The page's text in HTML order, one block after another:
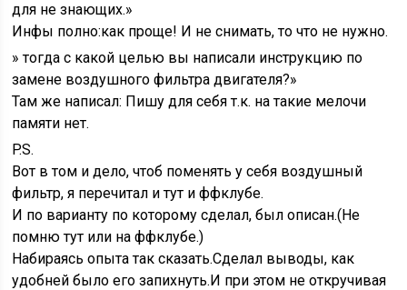
для не знающих.»
Инфы полно:как проще! И не снимать, то что не нужно.
» тогда с какой целью вы написали инструкцию по
замене воздушного фильтра двигателя?»
Там же написал: Пишу для себя т.к. на такие мелочи
памяти нет.
P.S.
Вот в том и дело, чтоб поменять у себя воздушный
фильтр, я перечитал и тут и ффклубе.
И по варианту по которому сделал, был описан.(Не
помню тут или на ффклубе.)
Набираясь опыта так сказать.Сделал выводы, как
удобней было его запихнуть.И при этом не откручивая